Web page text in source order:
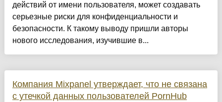
действий от имени пользователя, может создавать
серьезные риски для конфиденциальности и
безопасности. К такому выводу пришли авторы
нового исследования, изучившие в...
Компания Mixpanel утверждает, что не связана
с утечкой данных пользователей PornHub